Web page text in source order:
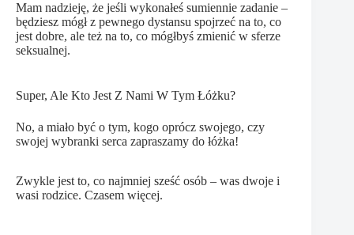
Mam nadzieję, że jeśli wykonałeś sumiennie zadanie –
będziesz mógł z pewnego dystansu spojrzeć na to, co
jest dobre, ale też na to, co mógłbyś zmienić w sferze
seksualnej.
Super, Ale Kto Jest Z Nami W Tym Łóżku?
No, a miało być o tym, kogo oprócz swojego, czy
swojej wybranki serca zapraszamy do łóżka!
Zwykle jest to, co najmniej sześć osób – was dwoje i
wasi rodzice. Czasem więcej.